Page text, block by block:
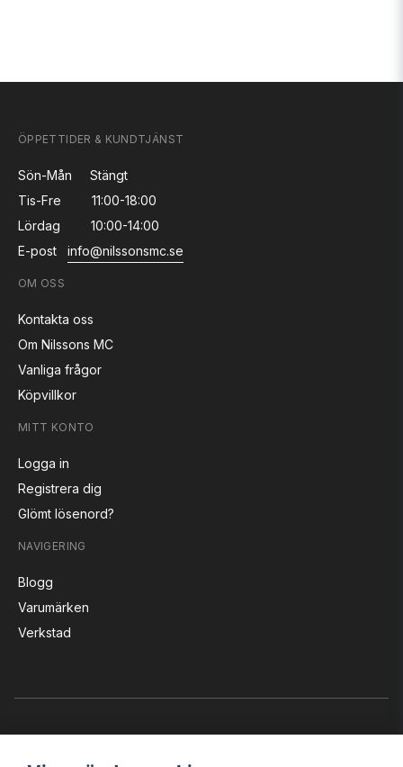
ÖPPETTIDER & KUNDTJÄNST
Sön-Mån
Stängt
Tis-Fre
11:00-18:00
Lördag
10:00-14:00
E-post
info@nilssonsmc.se
OM OSS
Kontakta oss
Om Nilssons MC
Vanliga frågor
Köpvillkor
MITT KONTO
Logga in
Registrera dig
Glömt lösenord?
NAVIGERING
Blogg
Varumärken
Verkstad